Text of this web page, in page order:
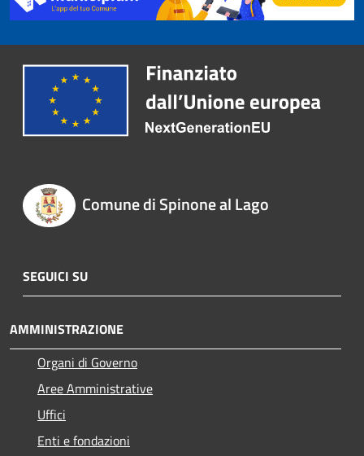
Comune di Spinone al Lago
SEGUICI SU
AMMINISTRAZIONE
Organi di Governo
Aree Amministrative
Uffici
Enti e fondazioni